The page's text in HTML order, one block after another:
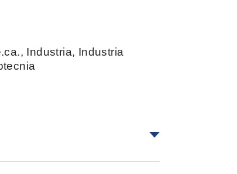
Industria, Industria